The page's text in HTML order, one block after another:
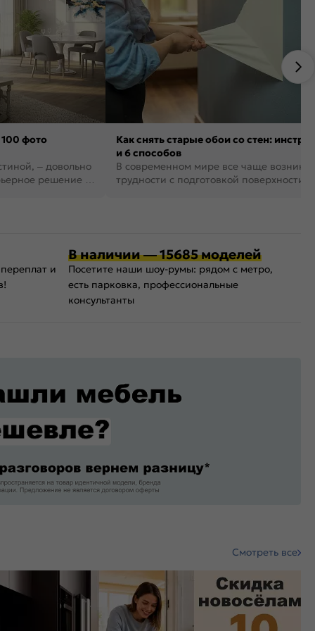
фото
– довольно
решение в
Как снять старые обои со стен:
и 6 способов
В современном мире все чаще
трудности с подготовкой поверхности
и
В наличии — 15685 моделей
Посетите наши шоу-румы: рядом с метро,
есть парковка, профессиональные
консультанты
Смотреть все